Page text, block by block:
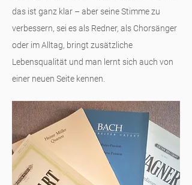
das ist ganz klar – aber seine Stimme zu
verbessern, sei es als Redner, als Chorsänger
oder im Alltag, bringt zusätzliche
Lebensqualität und man lernt sich auch von
einer neuen Seite kennen.